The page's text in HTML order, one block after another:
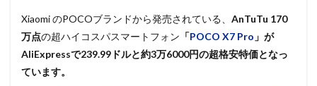
Xiaomi のPOCOブランドから発売されている、 AnTuTu 170
万点の超ハイコスパスマートフォン 「POCO X7 Pro 」が
AliExpressで239.99ドルと約3万6000円の超格安特価となっ
ています。